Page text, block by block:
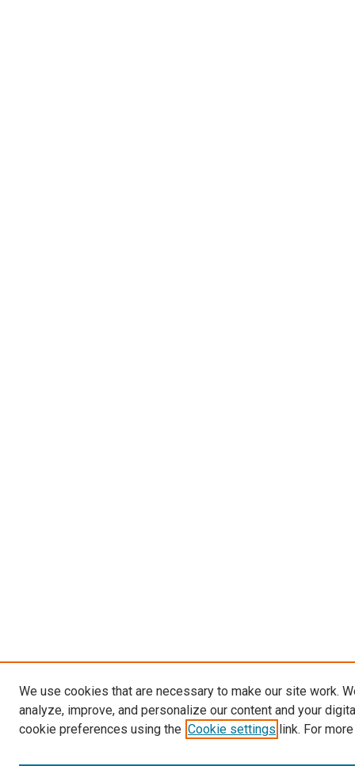
We use cookies that are necessary to make our site work.
analyze, improve, and personalize our content and your
cookie preferences using the Cookie settings link. For